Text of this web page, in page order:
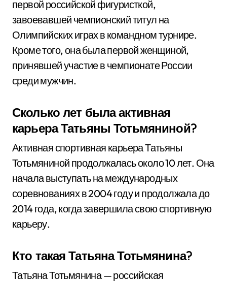
первой российской фигуристкой,
завоевавшей чемпионский титул на
Олимпийских играх в командном турнире.
Кроме того, она была первой женщиной,
принявшей участие в чемпионате России
среди мужчин.
Сколько лет была активная
карьера Татьяны Тотьмяниной?
Активная спортивная карьера Татьяны
Тотьмяниной продолжалась около 10 лет. Она
начала выступать на международных
соревнованиях в 2004 году и продолжала до
2014 года, когда завершила свою спортивную
карьеру.
Кто такая Татьяна Тотьмянина?
Татьяна Тотьмянина — российская